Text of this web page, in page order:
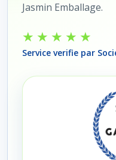
Jasmin Emballage.
★★★★★
Service verifie par